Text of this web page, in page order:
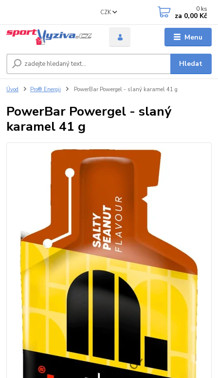
Menu
CZK
Hledat
0 ks
za 0,00 Kč
Úvod Pro® Energii PowerBar Powergel - slaný karamel 41 g
PowerBar Powergel - slaný
karamel 41 g